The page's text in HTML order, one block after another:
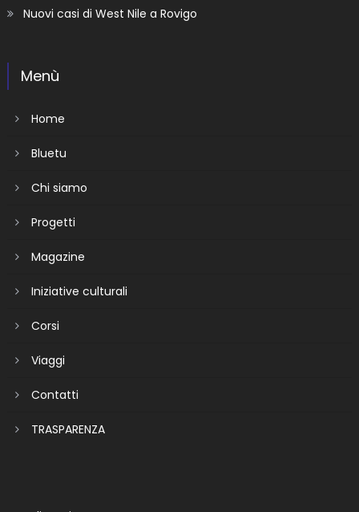
Nuovi casi di West Nile a Rovigo
Menù
Home
Bluetu
Chi siamo
Progetti
Magazine
Iniziative culturali
Corsi
Viaggi
Contatti
TRASPARENZA